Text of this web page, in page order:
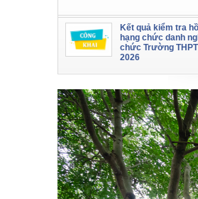
Kết quả kiểm tra
hạng chức danh
chức Trường
2026